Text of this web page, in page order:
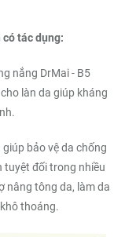
có tác dụng:
nắng DrMai - B5
làn da giúp kháng
giúp bảo vệ da chống
tuyệt đối trong nhiều
nâng tông da, làm da
thoáng.